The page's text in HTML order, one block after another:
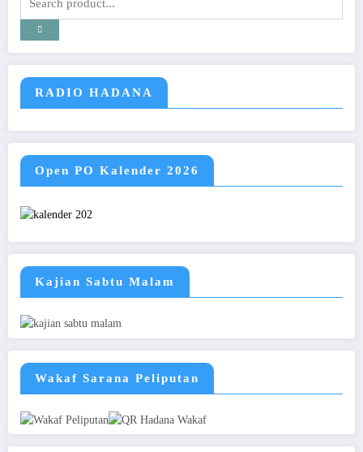
RADIO HADANA
Open PO Kalender 2026
Kajian Sabtu Malam
Wakaf Sarana Peliputan